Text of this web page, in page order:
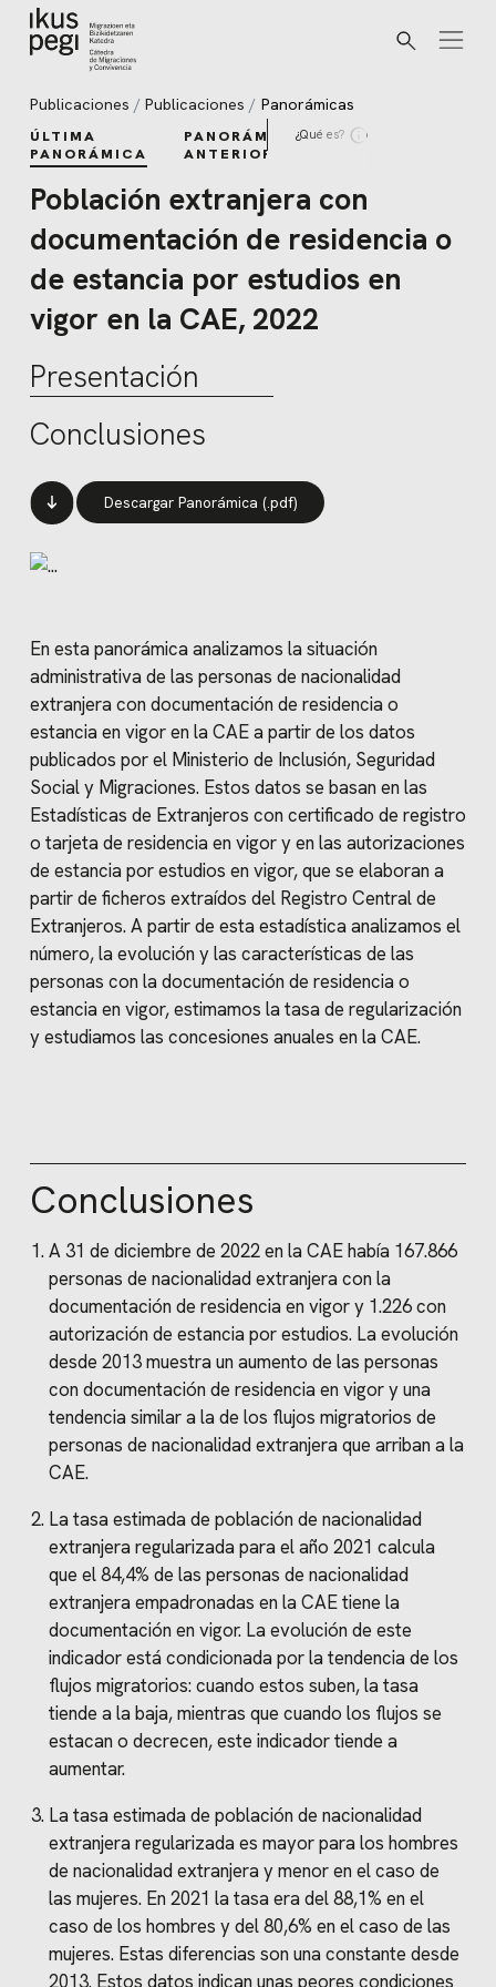
Ir directamente al contenido
Buscar
Publicaciones Publicaciones Panorámicas
ÚLTIMA
PANORÁMICA
PANORÁMICAS
ANTERIORES
¿Qué es?
Población extranjera con
documentación de residencia o
de estancia por estudios en
vigor en la CAE, 2022
Presentación
Conclusiones
Descargar Panorámica (.pdf)
En esta panorámica analizamos la situación
administrativa de las personas de nacionalidad
extranjera con documentación de residencia o
estancia en vigor en la CAE a partir de los datos
publicados por el Ministerio de Inclusión, Seguridad
Social y Migraciones. Estos datos se basan en las
Estadísticas de Extranjeros con certificado de registro
o tarjeta de residencia en vigor y en las autorizaciones
de estancia por estudios en vigor, que se elaboran a
partir de ficheros extraídos del Registro Central de
Extranjeros. A partir de esta estadística analizamos el
número, la evolución y las características de las
personas con la documentación de residencia o
estancia en vigor, estimamos la tasa de regularización
y estudiamos las concesiones anuales en la CAE.
Conclusiones
A 31 de diciembre de 2022 en la CAE había 167.866
personas de nacionalidad extranjera con la
documentación de residencia en vigor y 1.226 con
autorización de estancia por estudios. La evolución
desde 2013 muestra un aumento de las personas
con documentación de residencia en vigor y una
tendencia similar a la de los flujos migratorios de
personas de nacionalidad extranjera que arriban a la
CAE.
La tasa estimada de población de nacionalidad
extranjera regularizada para el año 2021 calcula
que el 84,4% de las personas de nacionalidad
extranjera empadronadas en la CAE tiene la
documentación en vigor. La evolución de este
indicador está condicionada por la tendencia de los
flujos migratorios: cuando estos suben, la tasa
tiende a la baja, mientras que cuando los flujos se
estacan o decrecen, este indicador tiende a
aumentar.
La tasa estimada de población de nacionalidad
extranjera regularizada es mayor para los hombres
de nacionalidad extranjera y menor en el caso de
las mujeres. En 2021 la tasa era del 88,1% en el
caso de los hombres y del 80,6% en el caso de las
mujeres. Estas diferencias son una constante desde
2013. Estos datos indican unas peores condiciones